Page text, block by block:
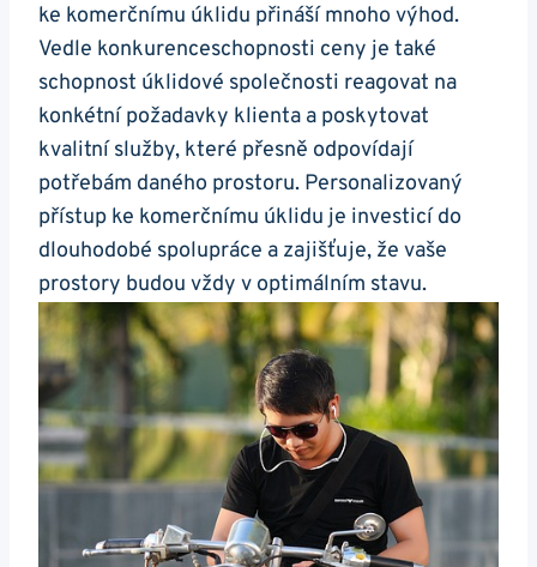
ke komerčnímu úklidu přináší mnoho výhod.
Vedle konkurenceschopnosti ceny je také
schopnost úklidové společnosti reagovat na
konkétní požadavky klienta a poskytovat
kvalitní služby, které přesně odpovídají
potřebám daného prostoru. Personalizovaný
přístup ke komerčnímu úklidu je investicí do
dlouhodobé spolupráce a zajišťuje, že vaše
prostory budou vždy v optimálním stavu.